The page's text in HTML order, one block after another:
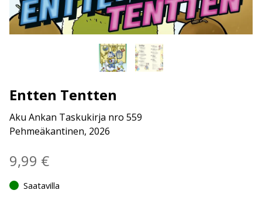
Entten Tentten
Aku Ankan Taskukirja nro 559
Pehmeäkantinen, 2026
9,99 €
Saatavilla